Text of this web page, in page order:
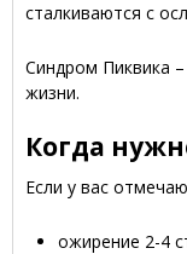
сталкиваются с
Синдром Пиквика
жизни.
Когда
Если у вас
ожирение 2-4